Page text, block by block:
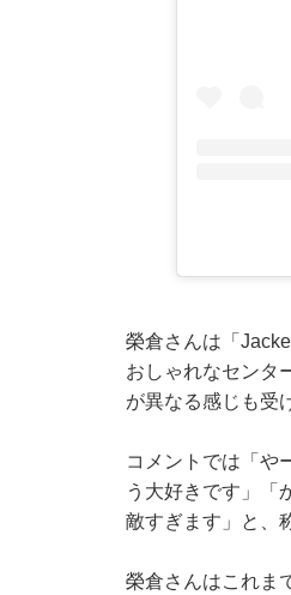
榮倉さんは「
おしゃれなセンタ
が異なる感じも受
コメントでは「や
う大好きです」「
敵すぎます」と、
榮倉さんはこれま